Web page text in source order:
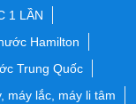
1 LẦN
Hamilton
Trung Quốc
máy lắc, máy li tâm